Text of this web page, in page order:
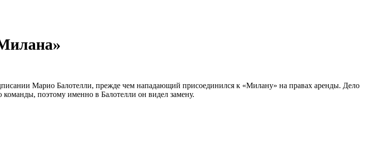
Марио Балотелли, прежде чем нападающий присоединился к «Милану» на правах аренды. Дело
поэтому именно в Балотелли он видел замену.